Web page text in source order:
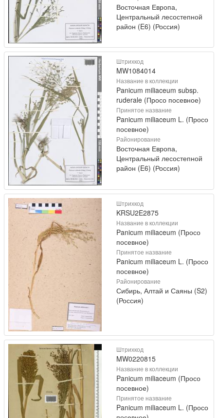
Восточная Европа,
Центральный лесостепной
район (E6) (Россия)
Штрихкод
MW1084014
Название в коллекции
Panicum miliaceum subsp.
ruderale (Просо посевное)
Принятое название
Panicum miliaceum L. (Просо
посевное)
Районирование
Восточная Европа,
Центральный лесостепной
район (E6) (Россия)
Штрихкод
KRSU2E2875
Название в коллекции
Panicum miliaceum (Просо
посевное)
Принятое название
Panicum miliaceum L. (Просо
посевное)
Районирование
Сибирь, Алтай и Саяны (S2)
(Россия)
Штрихкод
MW0220815
Название в коллекции
Panicum miliaceum (Просо
посевное)
Принятое название
Panicum miliaceum L. (Просо